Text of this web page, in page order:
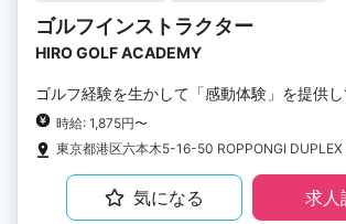
ゴルフインストラクター
HIRO GOLF ACADEMY
ゴルフ経験を生かして「感動体験」を提供
時給: 1,875円〜
東京都港区六本木5-16-50 ROPPONGI
気になる 求人